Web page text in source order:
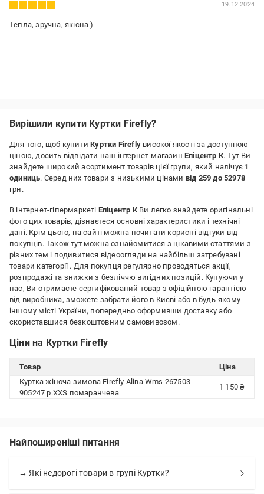
19.12.2024
Тепла, зручна, якісна )
Вирішили купити Куртки Firefly?
Для того, щоб купитиКуртки Firefly високої якості за доступною
ціною, досить відвідати наш інтернет-магазин Епіцентр К. Тут Ви
знайдете широкий асортимент товарів цієї групи, який налічує 1
одиниць. Серед них товари з низькими цінами від 259 до 52978
грн.
В інтернет-гіпермаркеті Епіцентр КВи легко знайдете оригінальні
фото цих товарів, дізнаєтеся основні характеристики і технічні
дані. Крім цього, на сайті можна почитати корисні відгуки від
покупців. Також тут можна ознайомитися з цікавими статтями з
різних тем і подивитися відеоогляди на найбільш затребувані
товари категорії . Для покупця регулярно проводяться акції,
розпродажі та знижки з безліччю вигідних позицій. Купуючи у
нас, Ви отримаєте сертифікований товар з офіційною гарантією
від виробника, зможете забрати його в Києві або в будь-якому
іншому місті України, попередньо оформивши доставку або
скориставшися безкоштовним самовивозом.
Ціни на Куртки Firefly
Товар
Ціна
Куртка жіноча зимова Firefly Alina Wms 267503-
905247 р.XXS помаранчева
1 150 ₴
Найпоширеніші питання
→ Які недорогі товари в групі Куртки?